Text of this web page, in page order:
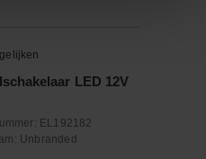
LED 12V
EL192182
Unbranded